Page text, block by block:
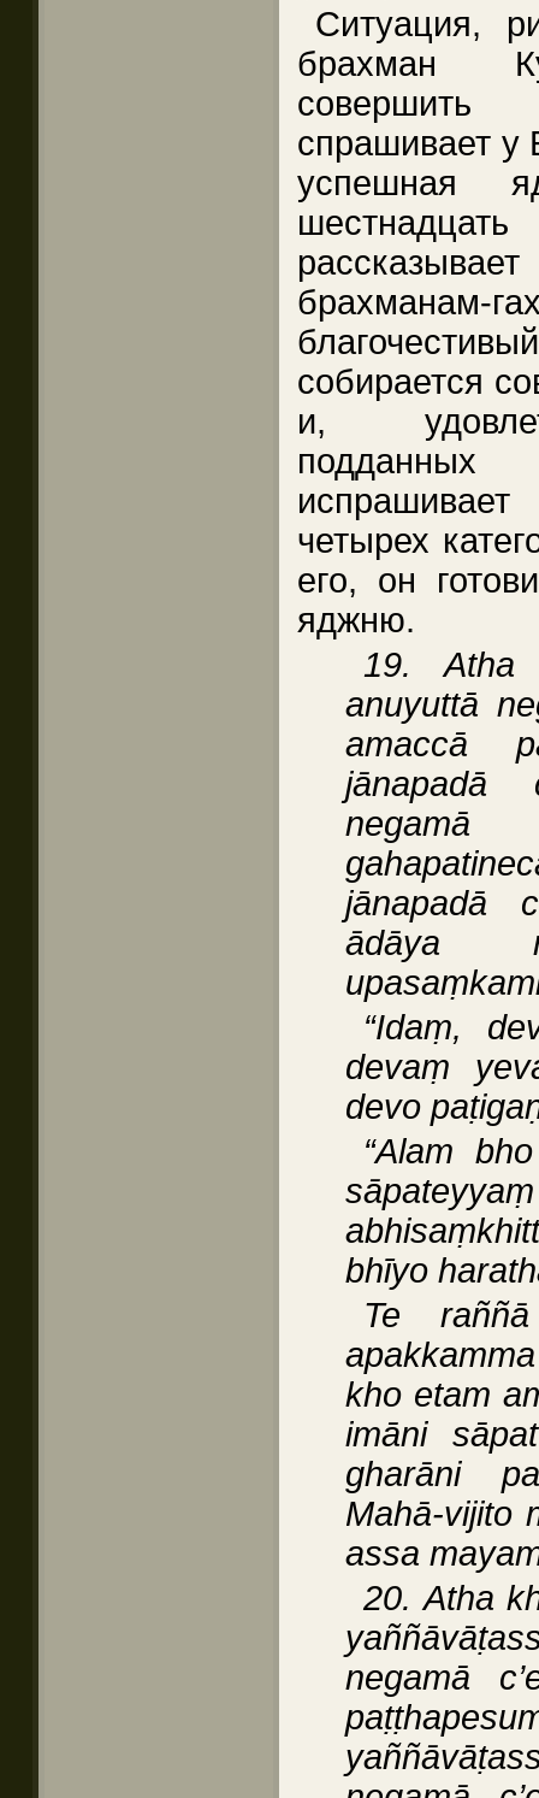
Ситуация,
брахман
спрашивает у
успешная
брахманам-
собирается
и,
четырех
его, он
яджню.
19. Atha
anuyuttā
amaccā
jānapadā
negamā
jānapadā
ādāya
“Idaṃ,
devaṃ
devo
“Alam
bhīyo
Te
kho etam
imāni
gharāni
Mahā-vijito
assa
20. Atha
negamā